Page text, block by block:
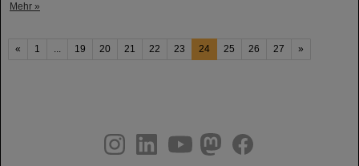
Mehr »
« 1 ... 19 20 21 22 23 24 25 26 27 »
youtubehelmholtz.socialfacebook